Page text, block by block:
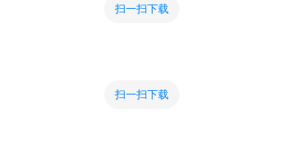
扫一扫下载
扫一扫下载